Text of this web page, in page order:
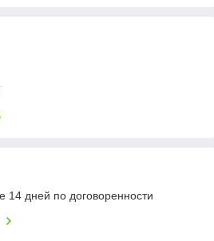
14 дней по договоренности